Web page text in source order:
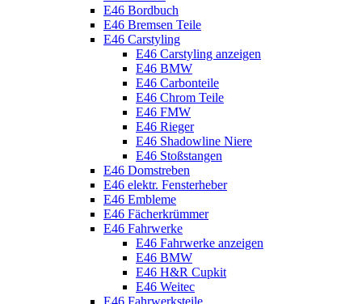
E46 Bordbuch
E46 Bremsen Teile
E46 Carstyling
E46 Carstyling anzeigen
E46 BMW
E46 Carbonteile
E46 Chrom Teile
E46 FMW
E46 Rieger
E46 Shadowline Niere
E46 Stoßstangen
E46 Domstreben
E46 elektr. Fensterheber
E46 Embleme
E46 Fächerkrümmer
E46 Fahrwerke
E46 Fahrwerke anzeigen
E46 BMW
E46 H&R Cupkit
E46 Weitec
E46 Fahrwerksteile